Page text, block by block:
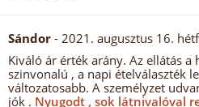
Sándor - 2021. augusztus 16.
Kiváló ár érték arány. Az ellátás a
szinvonalú , a napi ételválaszték
változatosabb. A személyzet
jók . Nyugodt , sok látnivalóval